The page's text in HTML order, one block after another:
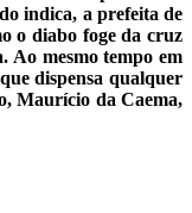
indica, a prefeita de
o diabo foge da cruz
Ao mesmo tempo em
dispensa qualquer
Maurício da Caema,